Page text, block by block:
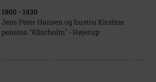
1900 - 1930
Jens Peter Hansen og hustru Kirstine
pension "Klintholm" - Højerup